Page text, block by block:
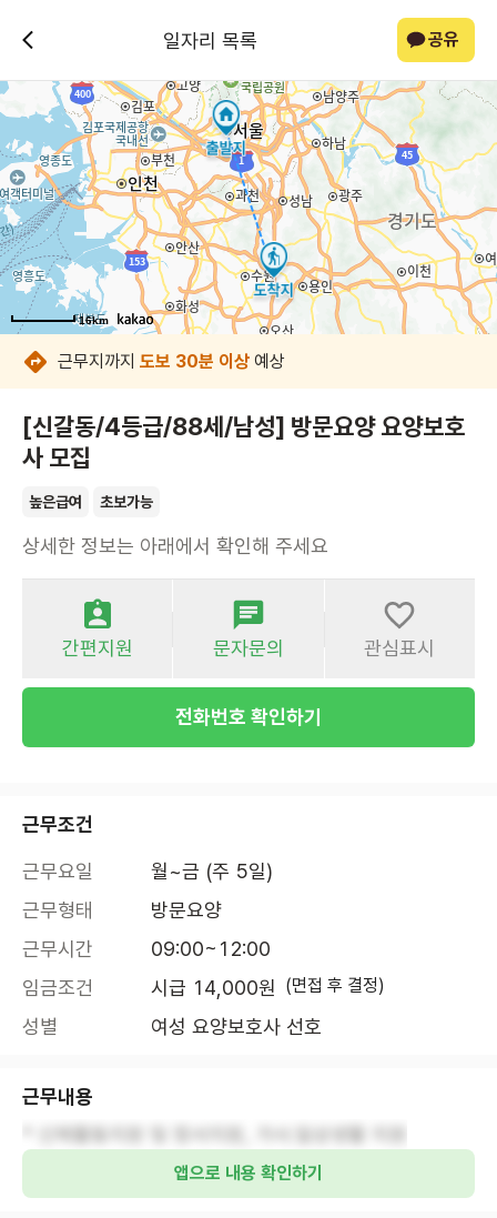
일자리 목록 공유
16km
16km
16km
16km
16km
16km
16km
16km
근무지까지 도보 30분 이상 예상
[신갈동/4등급/88세/남성] 방문요양 요양보호
사 모집
높은급여 초보가능
상세한 정보는 아래에서 확인해 주세요
간편지원 문자문의 관심표시
전화번호 확인하기
근무조건
근무요일
월~금 (주 5일)
근무형태
방문요양
근무시간
09:00~12:00
임금조건
시급 14,000원 (면접 후 결정)
성별 여성 요양보호사 선호
근무내용
앱으로 내용 확인하기